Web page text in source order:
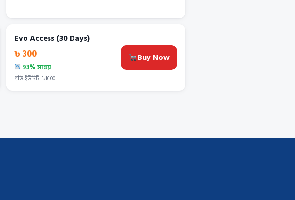
Evo Access (30 Days)
৳ 300
93% সাশ্রয়
প্রতি ইউনিট: ৳10.00
Buy Now